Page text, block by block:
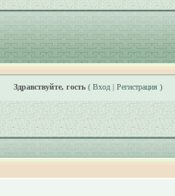
Здравствуйте, гость( Вход| Регистрация)